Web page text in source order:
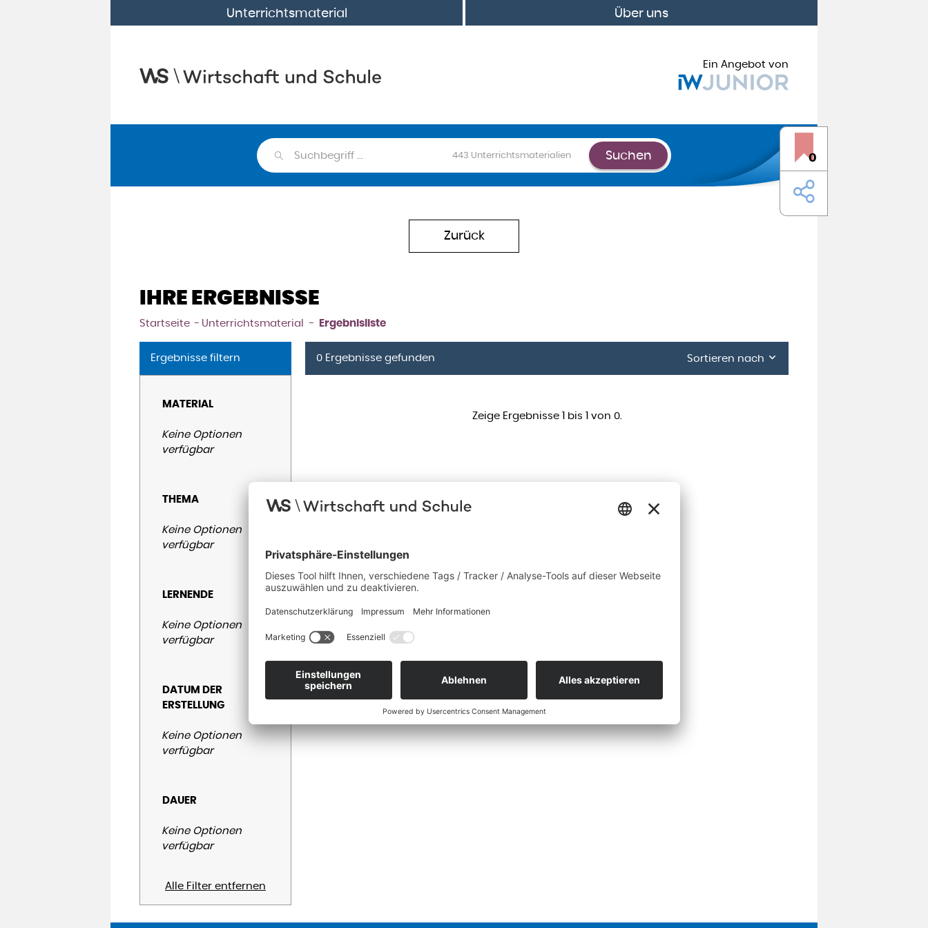
Unterrichtsmaterial Über uns
Ein Angebot von
0
Suchen 443 Unterrichtsmaterialien Suchen
Zurück
IHRE ERGEBNISSE
Startseite Unterrichtsmaterial Ergebnisliste
Ergebnisse filtern
MATERIAL
Keine Optionen
verfügbar
THEMA
Keine Optionen
verfügbar
LERNENDE
Keine Optionen
verfügbar
DATUM DER
ERSTELLUNG
Keine Optionen
verfügbar
DAUER
Keine Optionen
verfügbar
Alle Filter entfernen
0 Ergebnisse gefunden Sortieren nach
Zeige Ergebnisse 1 bis 1 von 0.